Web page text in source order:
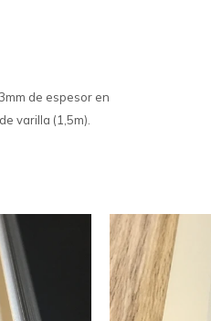
de espesor en
varilla (1,5m).